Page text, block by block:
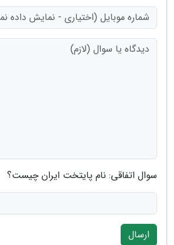
سوال اتفاقی: نام پایتخت ایران چیست؟
ارسال